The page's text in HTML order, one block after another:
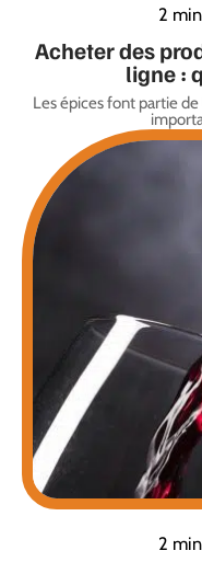
2
Acheter des
ligne :
Les épices font partie
2